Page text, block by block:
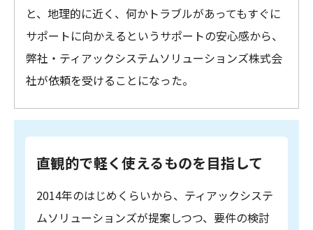
と、地理的に近く、何かトラブルがあってもすぐに
サポートに向かえるというサポートの安心感から、
弊社・ティアックシステムソリューションズ株式会
社が依頼を受けることになった。
直観的で軽く使えるものを目指して
2014年のはじめくらいから、ティアックシステ
ムソリューションズが提案しつつ、要件の検討